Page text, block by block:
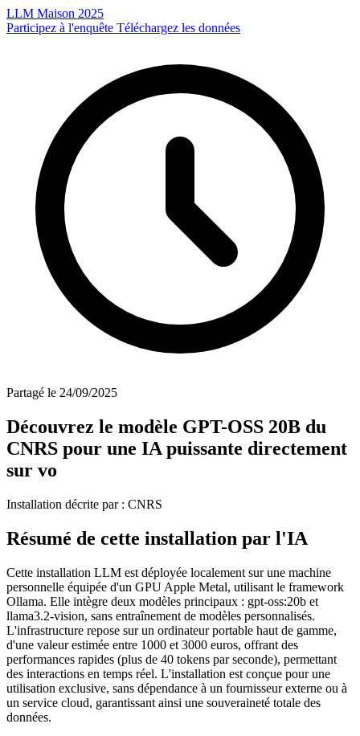
LLM Maison 2025
Participez à l'enquête Téléchargez les données
Partagé le 24/09/2025
Découvrez le modèle GPT-OSS 20B du
CNRS pour une IA puissante directement
sur vo
Installation décrite par : CNRS
Résumé de cette installation par l'IA
Cette installation LLM est déployée localement sur une machine
personnelle équipée d'un GPU Apple Metal, utilisant le framework
Ollama. Elle intègre deux modèles principaux : gpt-oss:20b et
llama3.2-vision, sans entraînement de modèles personnalisés.
L'infrastructure repose sur un ordinateur portable haut de gamme,
d'une valeur estimée entre 1000 et 3000 euros, offrant des
performances rapides (plus de 40 tokens par seconde), permettant
des interactions en temps réel. L'installation est conçue pour une
utilisation exclusive, sans dépendance à un fournisseur externe ou à
un service cloud, garantissant ainsi une souveraineté totale des
données.